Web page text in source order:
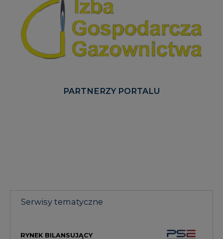
PARTNERZY PORTALU
Serwisy tematyczne
RYNEK BILANSUJĄCY